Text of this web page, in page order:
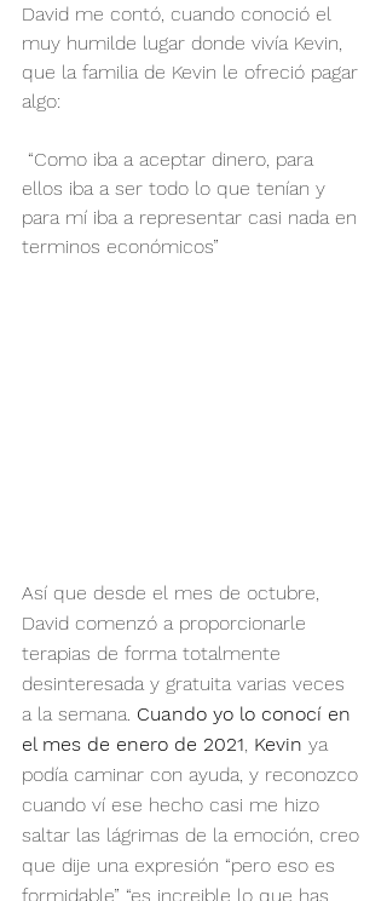
David me contó, cuando conoció el
muy humilde lugar donde vivía Kevin,
que la familia de Kevin le ofreció pagar
algo:
ellos iba a ser todo lo que tenían y
para mí iba a representar casi nada en
terminos económicos”
Así que desde el mes de octubre,
David comenzó a proporcionarle
terapias de forma totalmente
desinteresada y gratuita varias veces
a la semana. Cuando yo lo conocí en
el mes de enero de 2021 Kevin ya
podía caminar con ayuda, y reconozco
cuando ví ese hecho casi me hizo
saltar las lágrimas de la emoción, creo
que dije una expresión “pero eso es
formidable” “es increible lo que has